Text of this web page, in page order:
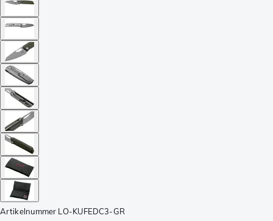
Artikelnummer LO-KUFEDC3-GR